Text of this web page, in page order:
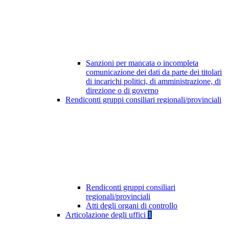
Sanzioni per mancata o incompleta
comunicazione dei dati da parte dei titolari
di incarichi politici, di amministrazione, di
direzione o di governo
Rendiconti gruppi consiliari regionali/provinciali
Rendiconti gruppi consiliari
regionali/provinciali
Atti degli organi di controllo
Articolazione degli uffici 1